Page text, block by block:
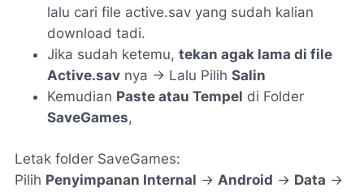
lalu cari file active.sav yang sudah kalian
download tadi.
Jika sudah ketemu, tekan agak lama di file
Active.sav nya -> Lalu Pilih Salin
Kemudian Paste atau Tempel di Folder
SaveGames,
Letak folder SaveGames:
Pilih Penyimpanan Internal -> Android -> Data ->